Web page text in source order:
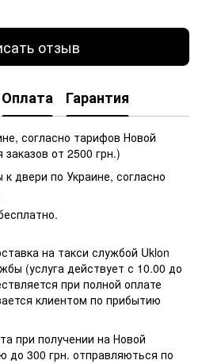
отзыв
Оплата Гарантия
согласно тарифов Новой
от 2500 грн.)
двери по Украине, согласно
на такси службой Uklon
(услуга действует с 10.00 до
при полной оплате
клиентом по прибытию
при получении на Новой
до 300 грн. отправляються по